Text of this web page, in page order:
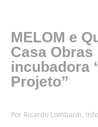
MELOM e
Casa Obras
incubadora
Projeto”
Por Ricardo Lombardi,